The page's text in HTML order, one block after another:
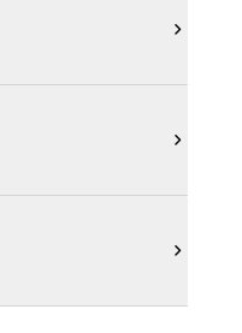


